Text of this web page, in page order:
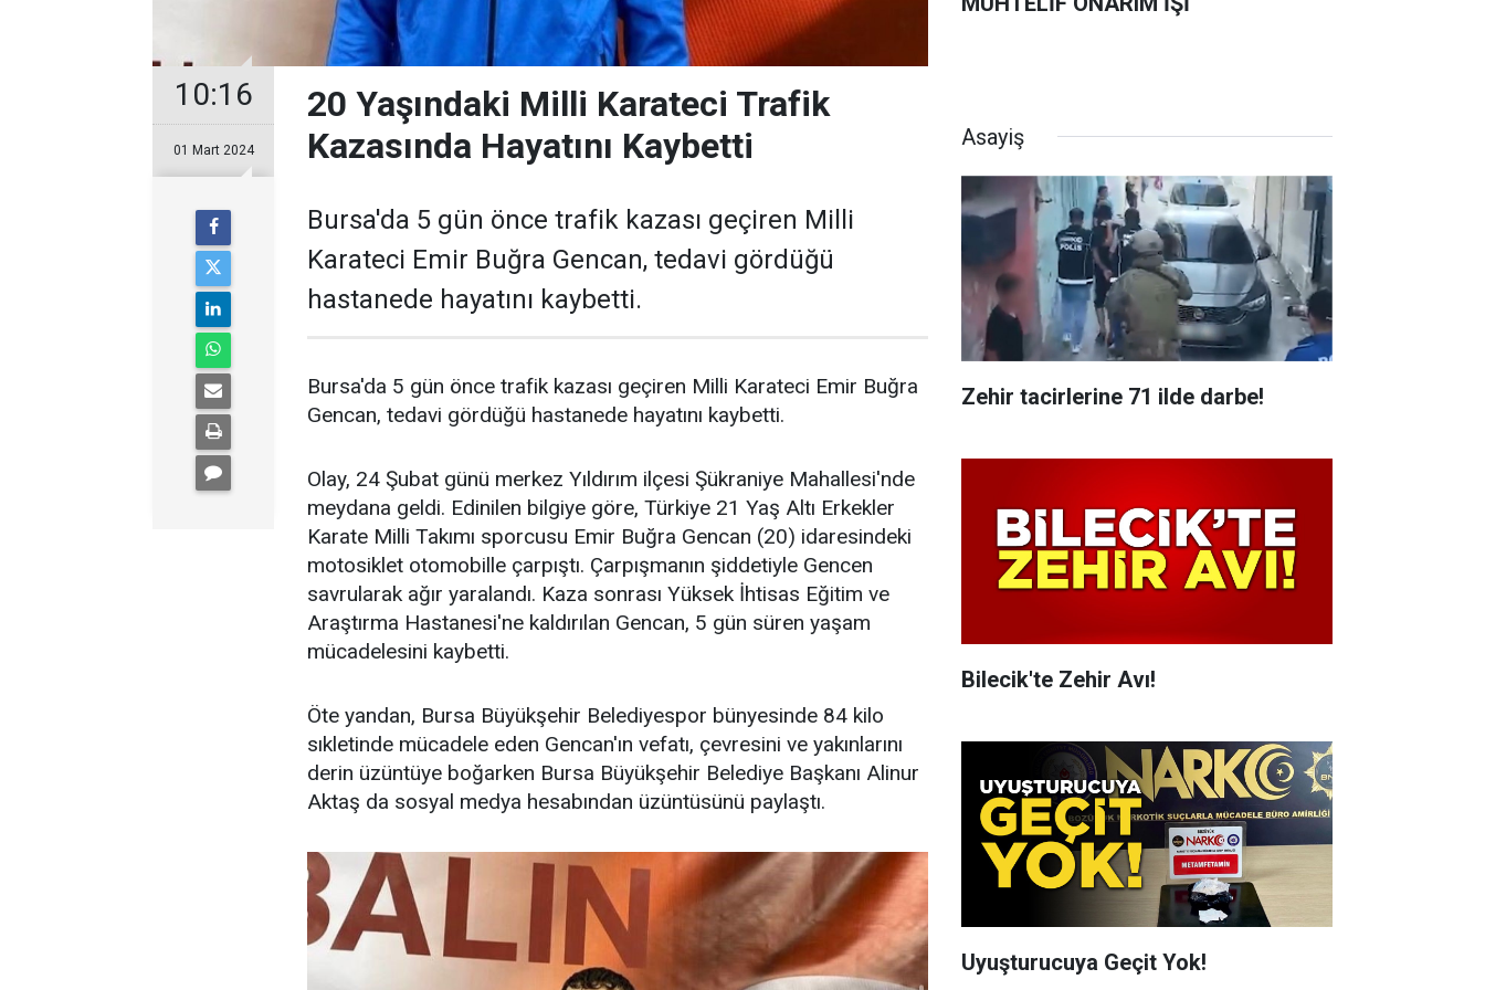
10:16
01 Mart 2024
20 Yaşındaki Milli Karateci Trafik
Kazasında Hayatını Kaybetti
Bursa'da 5 gün önce trafik kazası geçiren Milli
Karateci Emir Buğra Gencan, tedavi gördüğü
hastanede hayatını kaybetti.
Bursa'da 5 gün önce trafik kazası geçiren Milli Karateci Emir Buğra
Gencan, tedavi gördüğü hastanede hayatını kaybetti.
Olay, 24 Şubat günü merkez Yıldırım ilçesi Şükraniye Mahallesi'nde
meydana geldi. Edinilen bilgiye göre, Türkiye 21 Yaş Altı Erkekler
Karate Milli Takımı sporcusu Emir Buğra Gencan (20) idaresindeki
motosiklet otomobille çarpıştı. Çarpışmanın şiddetiyle Gencen
savrularak ağır yaralandı. Kaza sonrası Yüksek İhtisas Eğitim ve
Araştırma Hastanesi'ne kaldırılan Gencan, 5 gün süren yaşam
mücadelesini kaybetti.
Öte yandan, Bursa Büyükşehir Belediyespor bünyesinde 84 kilo
sıkletinde mücadele eden Gencan'ın vefatı, çevresini ve yakınlarını
derin üzüntüye boğarken Bursa Büyükşehir Belediye Başkanı Alinur
Aktaş da sosyal medya hesabından üzüntüsünü paylaştı.
Asayiş
Zehir tacirlerine 71 ilde darbe!
Bilecik'te Zehir Avı!
Uyuşturucuya Geçit Yok!